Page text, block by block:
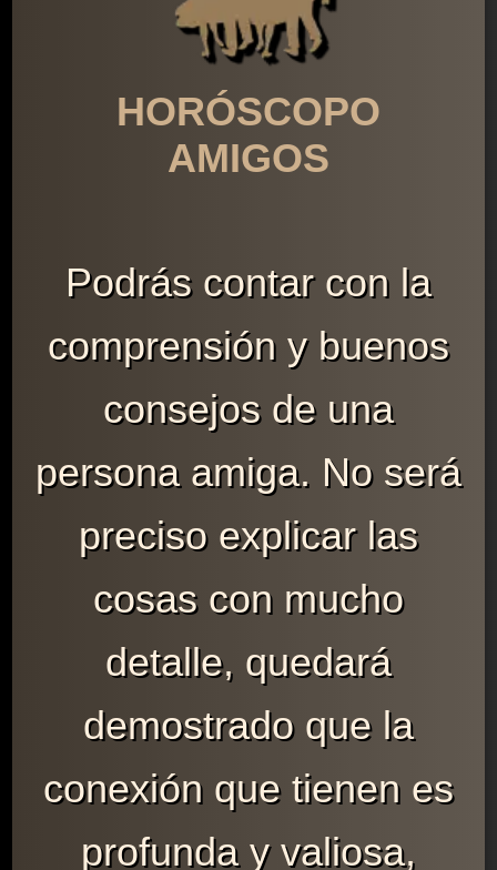
HORÓSCOPO
AMIGOS
Podrás contar con la
comprensión y buenos
consejos de una
persona amiga. No será
preciso explicar las
cosas con mucho
detalle, quedará
demostrado que la
conexión que tienen es
profunda y valiosa,